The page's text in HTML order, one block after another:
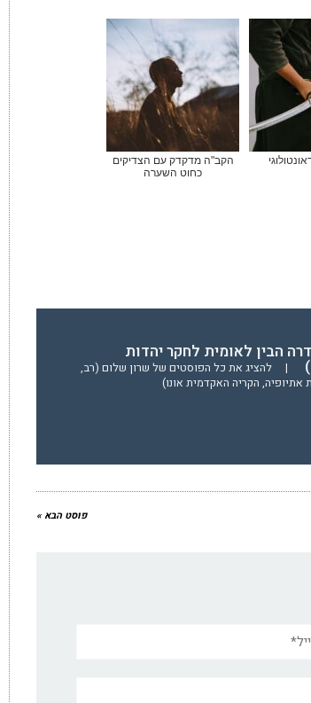
הקב"ה מדקדק עם הצדיקים
כחוט השערה
הבין לאומית לחקר יהדות
|
להציג את כל הפוסטים של שרון שלום (רב,
הקריה האקדמית אונו)
פוסט הבא »